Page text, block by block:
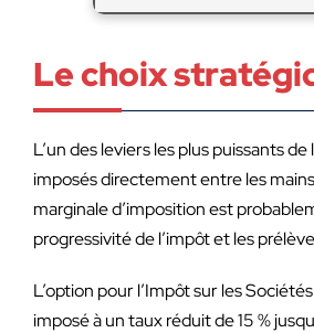
Le choix
L’un des leviers les plus puissants
imposés directement entre les
marginale d’imposition est
progressivité de l’impôt et les
L’option pour l’Impôt sur les
imposé à un taux réduit de 15 %